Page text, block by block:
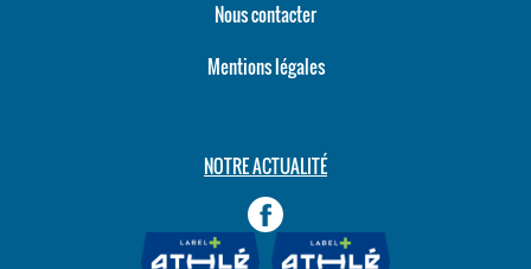
Nous contacter
Mentions légales
NOTRE ACTUALITÉ